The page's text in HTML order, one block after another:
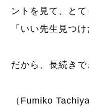
ントを見て、と
「いい先生見つけ
だから、長続きで
（Fumiko